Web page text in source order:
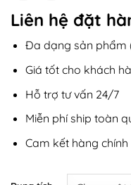
Liên hệ đặt
Đa dạng sản phẩm
Giá tốt cho khách
Hỗ trợ tư vấn 24/7
Miễn phí ship toàn
Cam kết hàng